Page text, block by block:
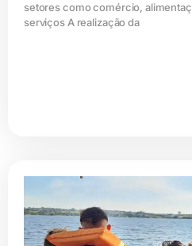
setores como comércio,
serviços A realização da